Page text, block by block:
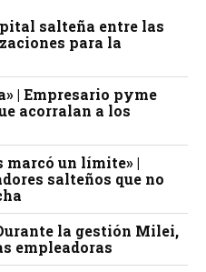
salteña entre las
para la
| Empresario pyme
acorralan a los
marcó un límite» |
salteños que no
la gestión Milei,
empleadoras